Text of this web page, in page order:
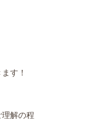
す！
解の程